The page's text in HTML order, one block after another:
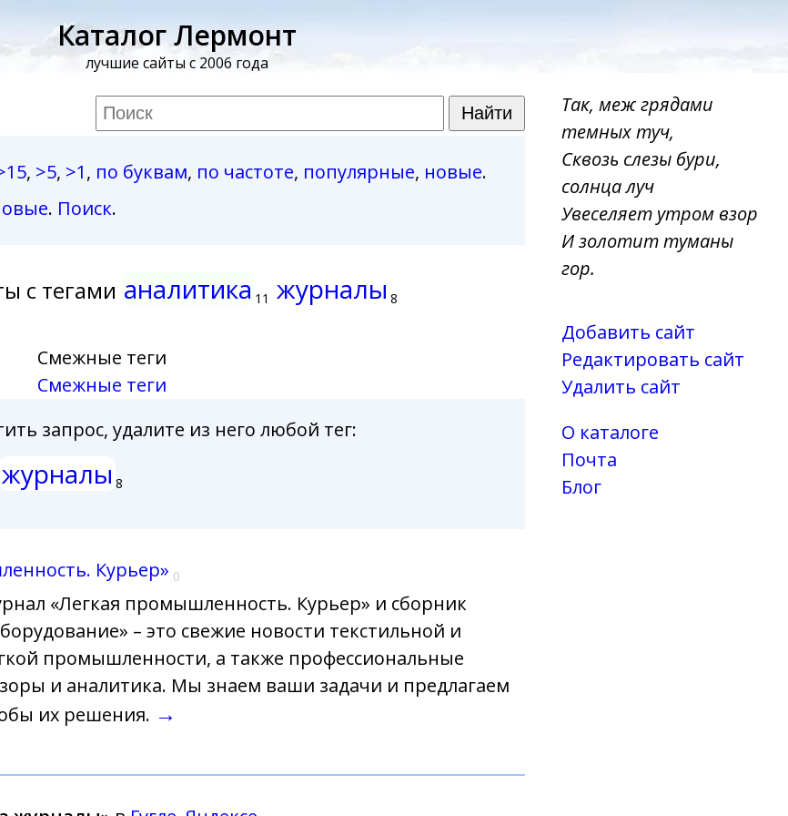
Каталог Лермонт
лучшие сайты с 2006 года
, >5, >1, по буквам, по частоте, популярные, новые.
. Поиск.
с тегами аналитика 11 журналы 8
Смежные теги
Смежные теги
запрос, удалите из него любой тег:
журналы 8
Курьер» 0
«Легкая промышленность. Курьер» и сборник
– это свежие новости текстильной и
промышленности, а также профессиональные
и аналитика. Мы знаем ваши задачи и предлагаем
их решения. →
Так, меж грядами
темных туч,
Сквозь слезы бури,
солнца луч
Увеселяет утром взор
И золотит туманы
гор.
Добавить сайт
Редактировать сайт
Удалить сайт
О каталоге
Почта
Блог